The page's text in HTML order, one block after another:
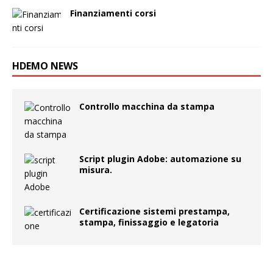
Finanziamenti corsi
HDEMO NEWS
Controllo macchina da stampa
Script plugin Adobe: automazione su
misura.
Certificazione sistemi prestampa,
stampa, finissaggio e legatoria